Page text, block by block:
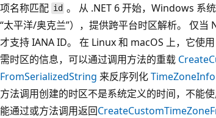
项名称匹配 id 。 从 .NET 6 开始，Windows 系
“太平洋/奥克兰”），提供跨平台时区解析。 仅
才支持 IANA ID。 在 Linux 和 macOS 上，它使用
需时区的信息，可以通过调用方法的重载
FromSerializedString 来反序列化TimeZoneInfo
方法调用创建的时区不是系统定义的时间，不能
能通过或方法调用返回CreateCustomTimeZone